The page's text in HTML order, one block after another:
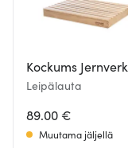
Kockums Jernverk
Leipälauta
89.00 €
Muutama jäljellä